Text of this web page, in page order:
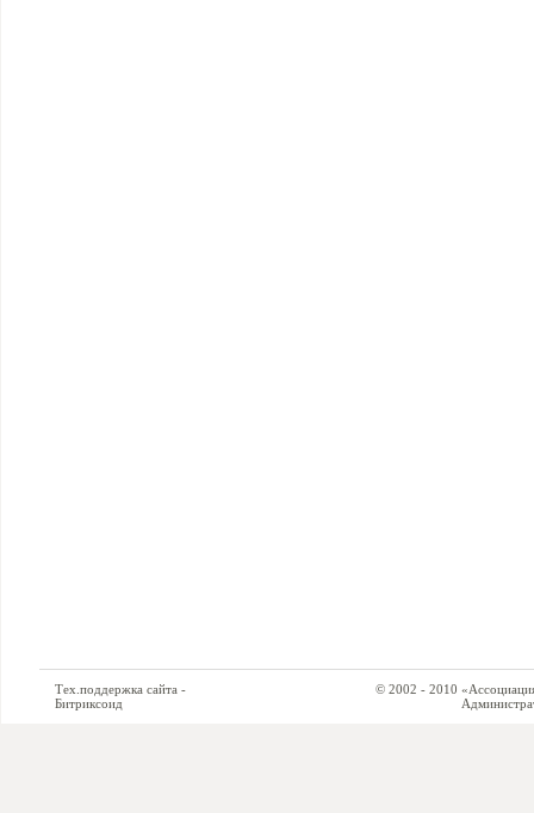
Тех.поддержка сайта -
Битриксоид
© 2002 - 2010 «Ассоциация